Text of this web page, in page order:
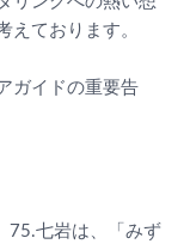
えております。
ガイドの重要告
75.七岩は、「みず